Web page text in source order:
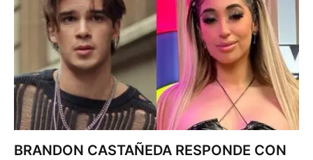
BRANDON CASTAÑEDA RESPONDE CON